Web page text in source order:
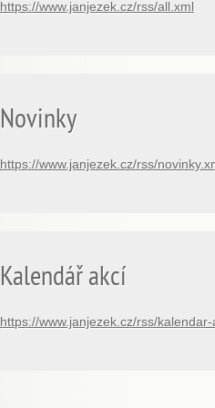
https://www.janjezek.cz/rss/all.xml
Novinky
https://www.janjezek.cz/rss/
Kalendář akcí
https://www.janjezek.cz/rss/kalendar-